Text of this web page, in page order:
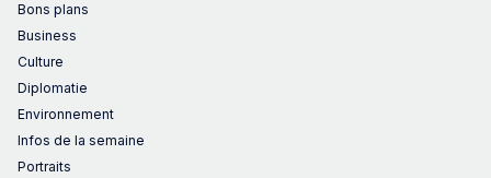
Bons plans
Business
Culture
Diplomatie
Environnement
Infos de la semaine
Portraits